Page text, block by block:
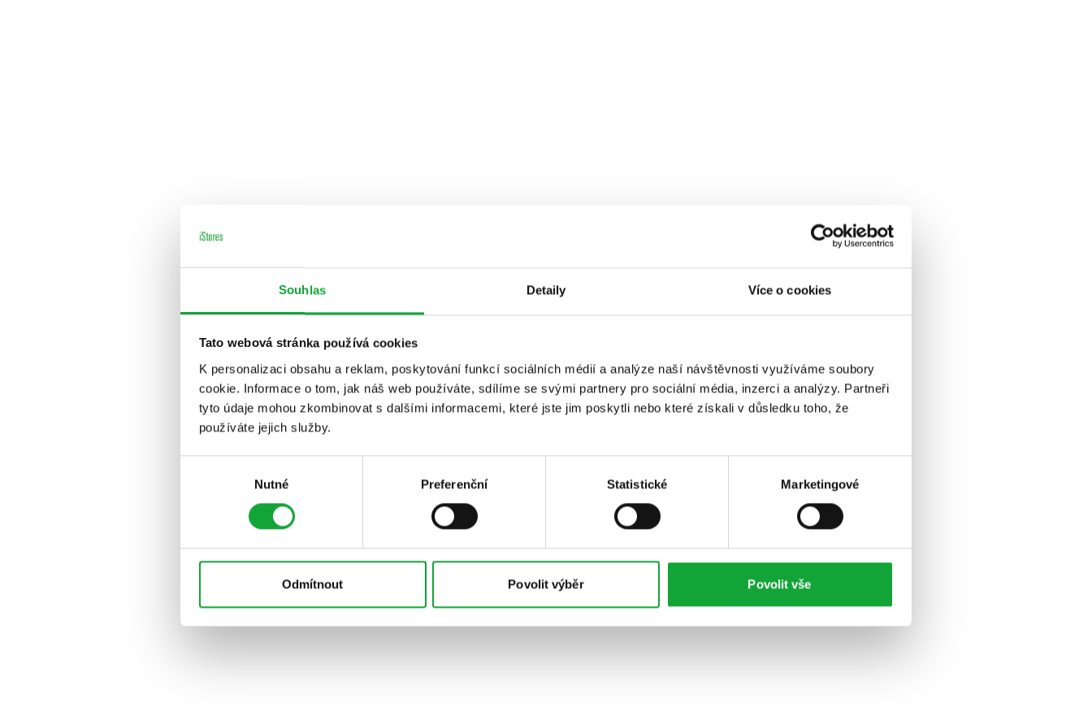
Souhlas Detaily Více o cookies
Tato webová stránka používá cookies
K personalizaci obsahu a reklam, poskytování funkcí sociálních médií a analýze naší návštěvnosti využíváme soubory
cookie. Informace o tom, jak náš web používáte, sdílíme se svými partnery pro sociální média, inzerci a analýzy. Partneři
tyto údaje mohou zkombinovat s dalšími informacemi, které jste jim poskytli nebo které získali v důsledku toho, že
používáte jejich služby.
Nutné Preferenční Statistické Marketingové
Odmítnout Povolit výběr Povolit vše